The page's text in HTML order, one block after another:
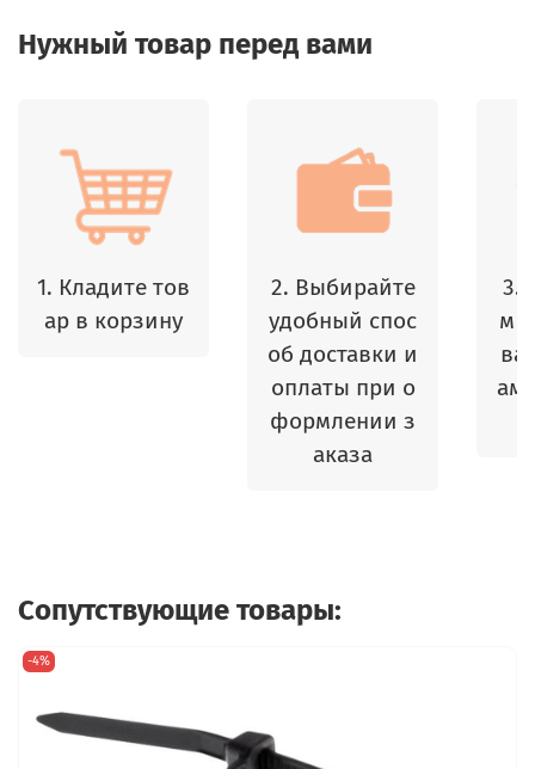
Нужный товар перед вами
1. Кладите тов
ар в корзину
2. Выбирайте
удобный спос
об доставки и
оплаты при о
формлении з
аказа
3.
м
Сопутствующие товары:
-4%